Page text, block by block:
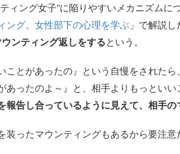
ィング女子”に陥りやすいメカニズムに
ング。女性部下の心理を学ぶ 」で解説
ンティング返しをするという。
ことがあったの』という自慢をされた
あったのよ～』と、相手よりもっといい
報告し合っているように見えて、相手
装ったマウンティングもあるから要注意